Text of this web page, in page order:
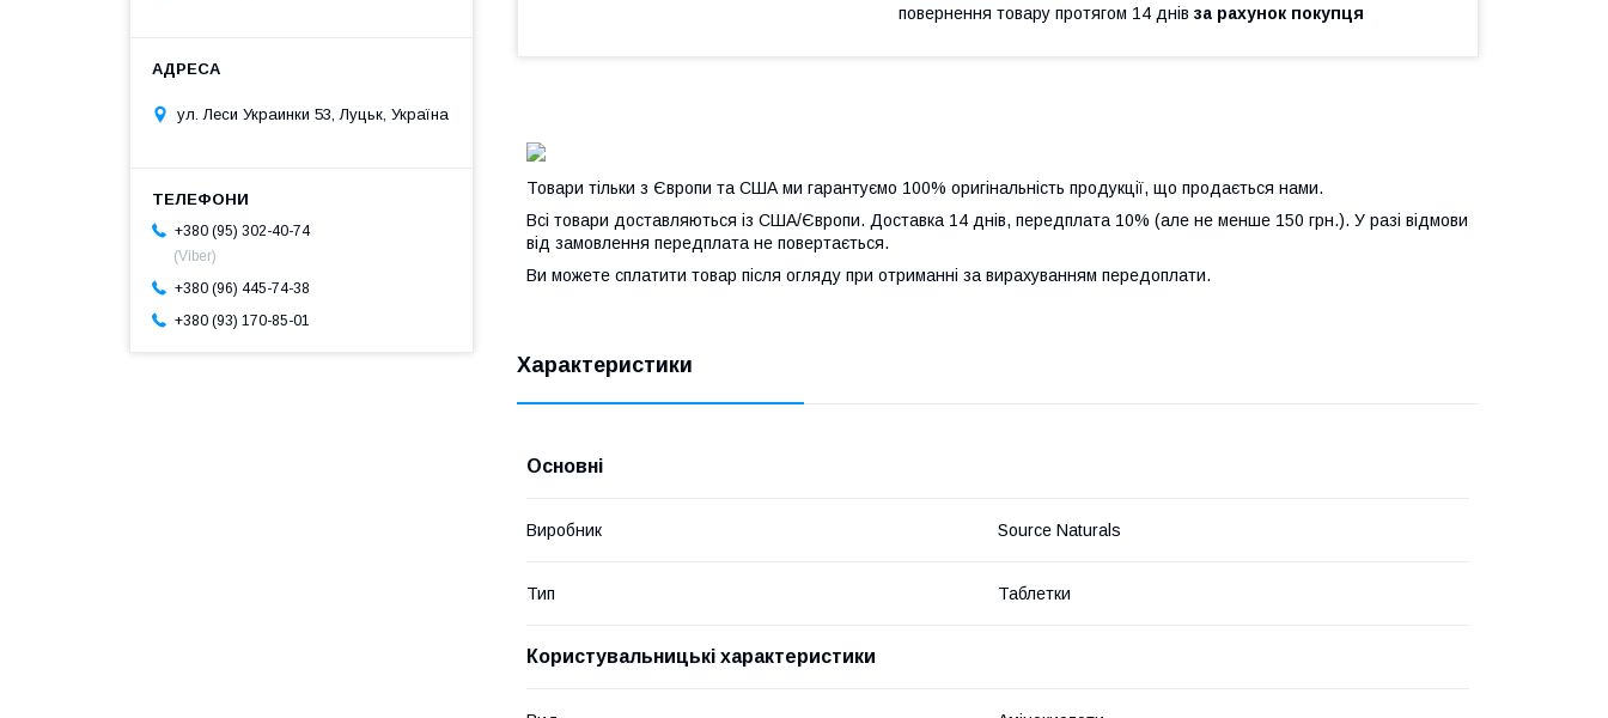
повернення товару протягом 14 днів за рахунок покупця
Товари тільки з Європи та США ми гарантуємо 100% оригінальність продукції, що продається нами.
Всі товари доставляються із США/Європи. Доставка 14 днів, передплата 10% (але не менше 150 грн.). У разі відмови
від замовлення передплата не повертається.
Ви можете сплатити товар після огляду при отриманні за вирахуванням передоплати.
Характеристики
Основні
Виробник Source Naturals
Тип Таблетки
Користувальницькі характеристики
ул. Леси Украинки 53, Луцьк, Україна
+380 (95) 302-40-74
(Viber)
+380 (96) 445-74-38
+380 (93) 170-85-01